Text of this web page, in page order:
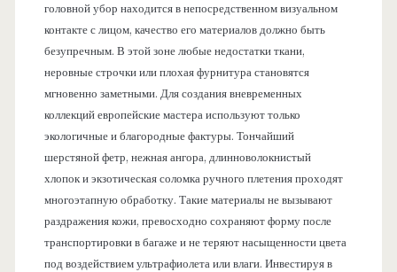
головной убор находится в непосредственном визуальном
контакте с лицом, качество его материалов должно быть
безупречным. В этой зоне любые недостатки ткани,
неровные строчки или плохая фурнитура становятся
мгновенно заметными. Для создания вневременных
коллекций европейские мастера используют только
экологичные и благородные фактуры. Тончайший
шерстяной фетр, нежная ангора, длинноволокнистый
хлопок и экзотическая соломка ручного плетения проходят
многоэтапную обработку. Такие материалы не вызывают
раздражения кожи, превосходно сохраняют форму после
транспортировки в багаже и не теряют насыщенности цвета
под воздействием ультрафиолета или влаги. Инвестируя в